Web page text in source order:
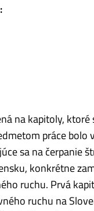
na kapitoly, ktoré
práce
sa na čerpanie
konkrétne
ruchu. Prvá
ruchu na